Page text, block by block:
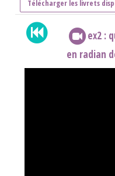
Télécharger les livrets
ex2 :
en radian